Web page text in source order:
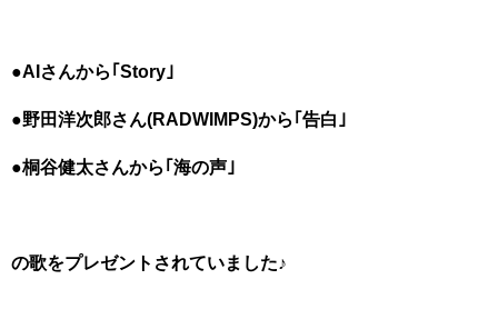
●AIさんから｢Story｣
●野田洋次郎さん(RADWIMPS)から｢告白｣
●桐谷健太さんから｢海の声｣
の歌をプレゼントされていました♪